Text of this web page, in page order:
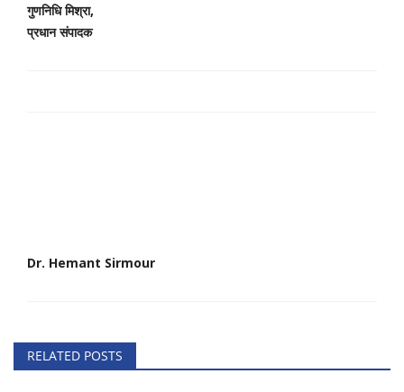
गुणनिधि मिश्रा,
प्रधान संपादक
Dr. Hemant Sirmour
RELATED POSTS